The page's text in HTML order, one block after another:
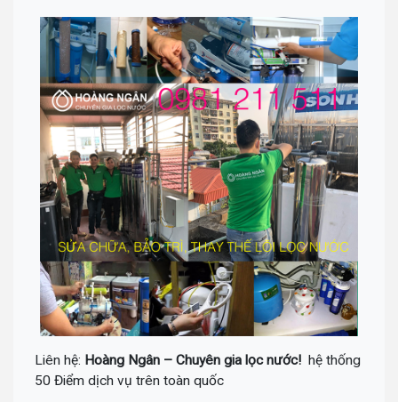
Liên hệ: Hoàng Ngân – Chuyên gia lọc nước! hệ thống
50 Điểm dịch vụ trên toàn quốc